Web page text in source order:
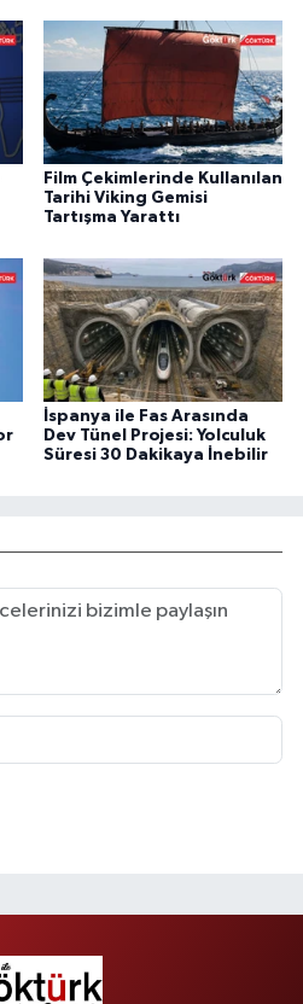
Film Çekimlerinde Kullanılan
Tarihi Viking Gemisi
Tartışma Yarattı
İspanya ile Fas Arasında
Dev Tünel Projesi: Yolculuk
Süresi 30 Dakikaya İnebilir